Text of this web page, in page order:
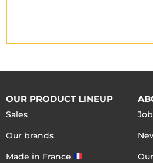
OUR PRODUCT LINEUP
Sales
Our brands
Made in France